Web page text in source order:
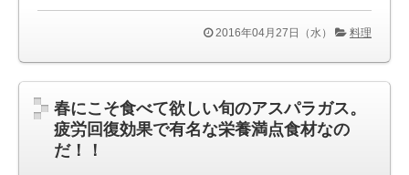
2016年04月27日（水） 料理
春にこそ食べて欲しい旬のアスパラガス。
疲労回復効果で有名な栄養満点食材なの
だ！！